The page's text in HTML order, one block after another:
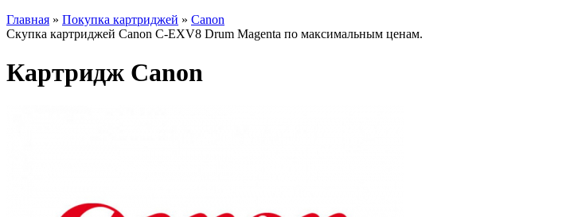
Главная » Покупка картриджей » Canon
Скупка картриджей Canon C-EXV8 Drum Magenta по максимальным ценам.
Картридж Canon